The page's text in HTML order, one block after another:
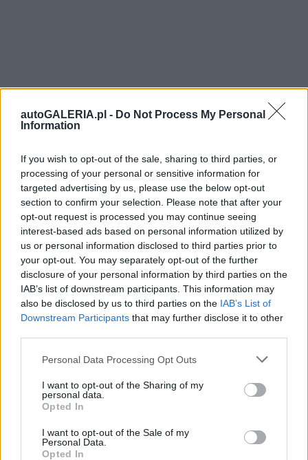
autoGALERIA.pl - Do Not Process My Personal
Information
If you wish to opt-out of the sale, sharing to third parties, or
processing of your personal or sensitive information for
targeted advertising by us, please use the below opt-out
section to confirm your selection. Please note that after your
opt-out request is processed you may continue seeing
interest-based ads based on personal information utilized by
us or personal information disclosed to third parties prior to
your opt-out. You may separately opt-out of the further
disclosure of your personal information by third parties on the
IAB’s list of downstream participants. This information may
also be disclosed by us to third parties on the IAB’s List of
Downstream Participants that may further disclose it to other
Please note that this website/app uses one or more Google
not limited to your visit or usage behaviour. You may click to
grant or deny consent to Google and its third-party tags to
use your data for below specified purposes in below Google
consent section.
Personal Data Processing Opt Outs
I want to opt-out of the Sharing of my
personal data.
Opted In
I want to opt-out of the Sale of my
Personal Data.
Opted In